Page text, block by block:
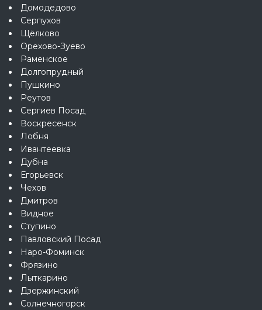
Домодедово
Серпухов
Щёлково
Орехово-Зуево
Раменское
Долгопрудный
Пушкино
Реутов
Сергиев Посад
Воскресенск
Лобня
Ивантеевка
Дубна
Егорьевск
Чехов
Дмитров
Видное
Ступино
Павловский Посад
Наро-Фоминск
Фрязино
Лыткарино
Дзержинский
Солнечногорск